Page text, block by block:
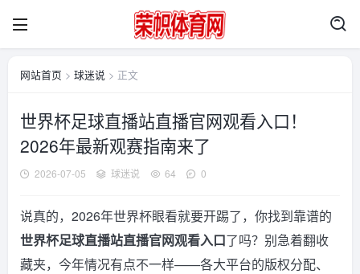
网站首页 > 球迷说 > 正文
世界杯足球直播站直播官网观看入口！
2026年最新观赛指南来了
2026-07-05 球迷说 64 0
说真的，2026年世界杯眼看就要开踢了，你找到靠谱的
世界杯足球直播站直播官网观看入口了吗？别急着翻收
藏夹，今年情况有点不一样——各大平台的版权分配、